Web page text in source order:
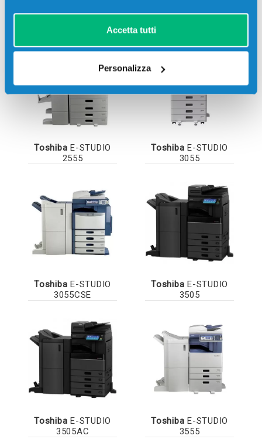
Accetta tutti
Personalizza
Stampanti compatibili
Toshiba E-STUDIO
2555
Toshiba E-STUDIO
3055
Toshiba E-STUDIO
3055CSE
Toshiba E-STUDIO
3505
Toshiba E-STUDIO
3505AC
Toshiba E-STUDIO
3555